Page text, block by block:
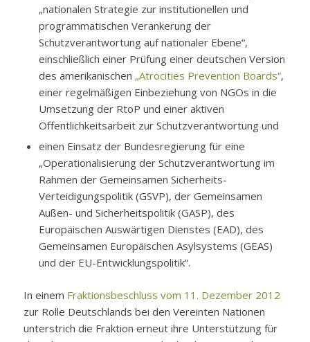
„nationalen Strategie zur institutionellen und
programmatischen Verankerung der
Schutzverantwortung auf nationaler Ebene“,
einschließlich einer Prüfung einer deutschen Version
des amerikanischen „Atrocities Prevention Boards“,
einer regelmäßigen Einbeziehung von NGOs in die
Umsetzung der RtoP und einer aktiven
Öffentlichkeitsarbeit zur Schutzverantwortung und
einen Einsatz der Bundesregierung für eine
„Operationalisierung der Schutzverantwortung im
Rahmen der Gemeinsamen Sicherheits-
Verteidigungspolitik (GSVP), der Gemeinsamen
Außen- und Sicherheitspolitik (GASP), des
Europäischen Auswärtigen Dienstes (EAD), des
Gemeinsamen Europäischen Asylsystems (GEAS)
und der EU-Entwicklungspolitik“.
In einem Fraktionsbeschluss vom 11. Dezember 2012
zur Rolle Deutschlands bei den Vereinten Nationen
unterstrich die Fraktion erneut ihre Unterstützung für